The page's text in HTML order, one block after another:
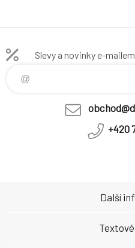
Slevy a novinky e-mailem
+420
Další